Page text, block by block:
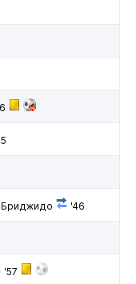
Бриджидо '46
'57